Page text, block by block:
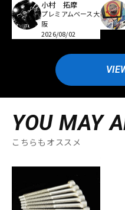
小村 拓摩
プレミアムベース大
阪
2026/08/02
YOU MAY
こちらもオススメ